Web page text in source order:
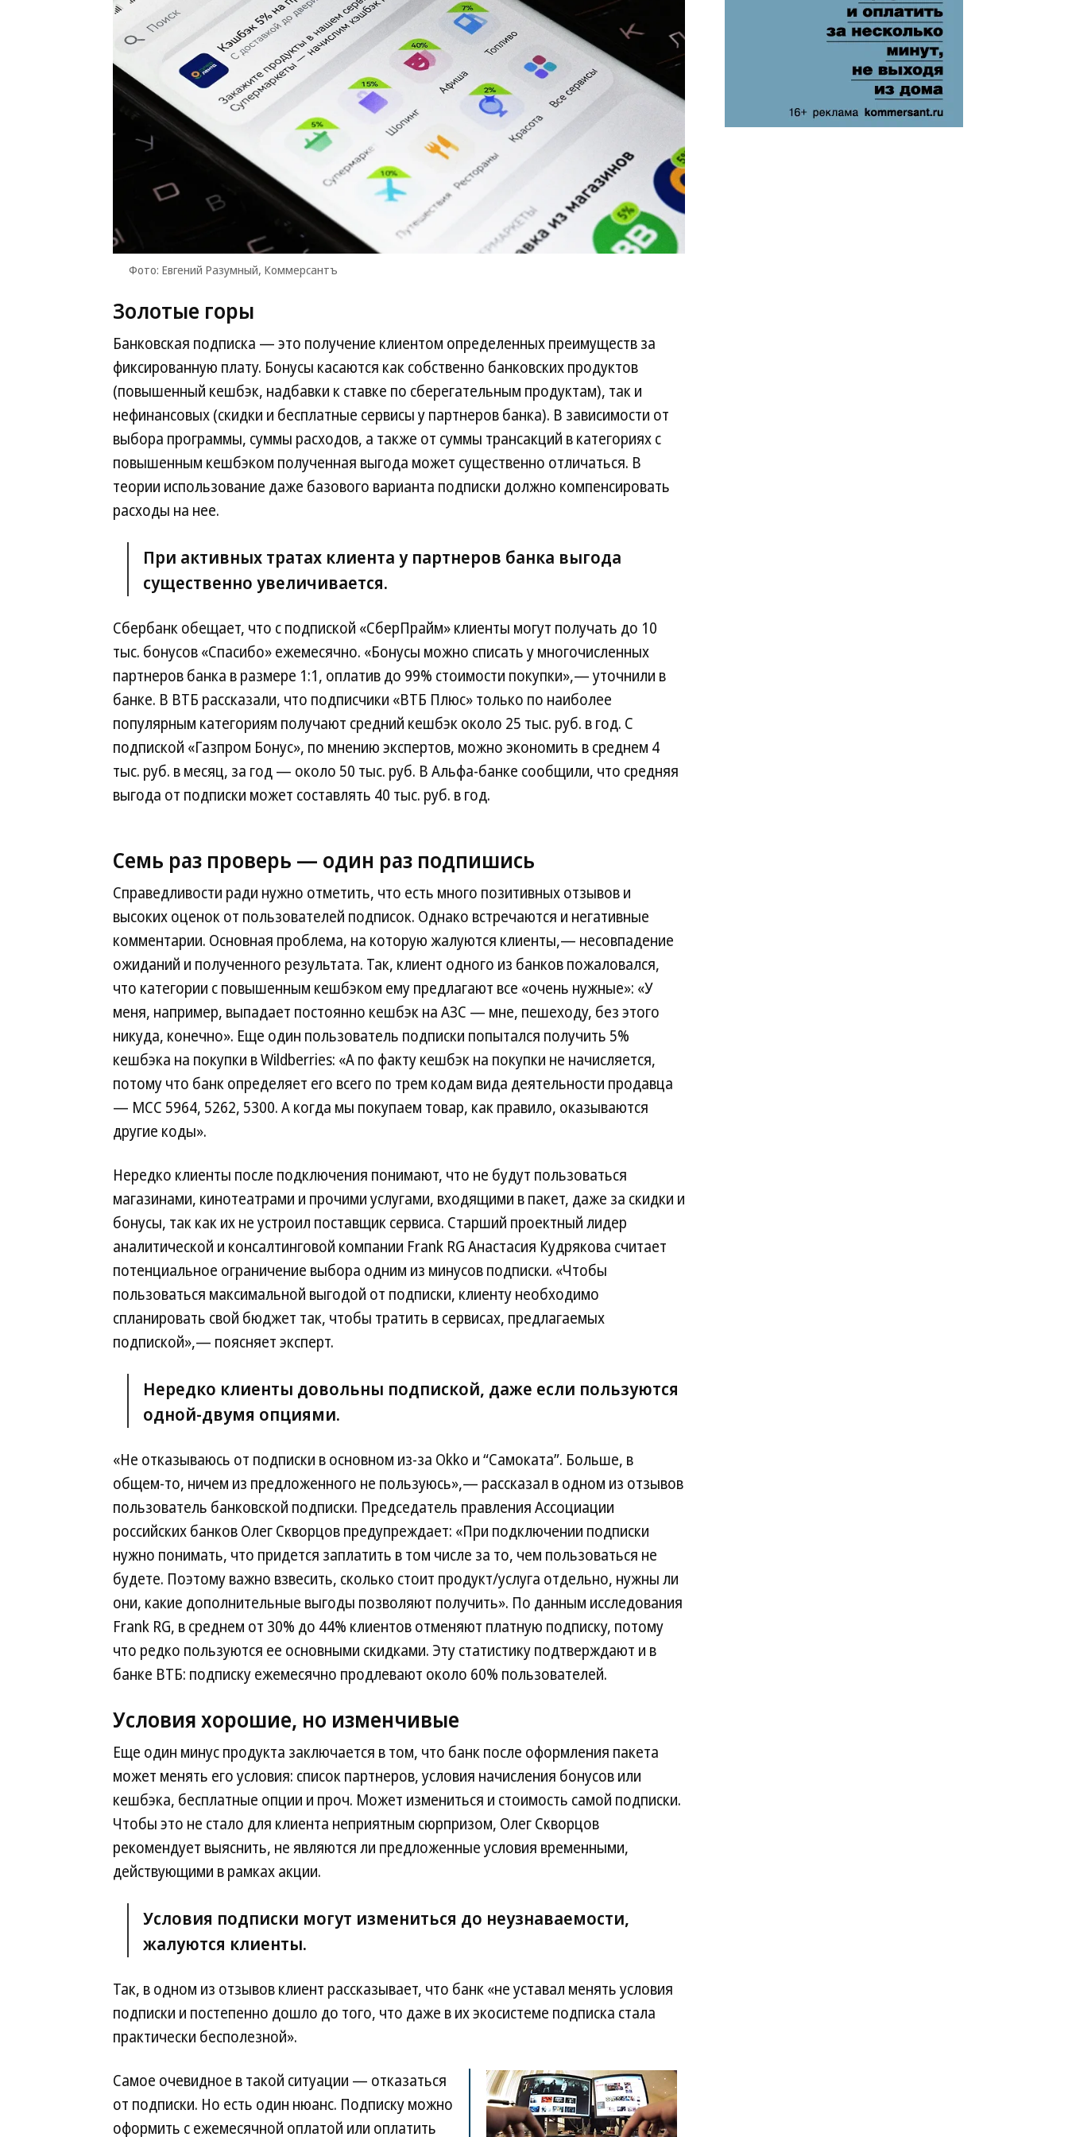
Фото: Евгений Разумный, Коммерсантъ
Золотые горы
Банковская подписка — это получение клиентом определенных преимуществ за
фиксированную плату. Бонусы касаются как собственно банковских продуктов
(повышенный кешбэк, надбавки к ставке по сберегательным продуктам), так и
нефинансовых (скидки и бесплатные сервисы у партнеров банка). В зависимости от
выбора программы, суммы расходов, а также от суммы трансакций в категориях с
повышенным кешбэком полученная выгода может существенно отличаться. В
теории использование даже базового варианта подписки должно компенсировать
расходы на нее.
При активных тратах клиента у партнеров банка выгода
существенно увеличивается.
Сбербанк обещает, что с подпиской «СберПрайм» клиенты могут получать до 10
тыс. бонусов «Спасибо» ежемесячно. «Бонусы можно списать у многочисленных
партнеров банка в размере 1:1, оплатив до 99% стоимости покупки»,— уточнили в
банке. В ВТБ рассказали, что подписчики «ВТБ Плюс» только по наиболее
популярным категориям получают средний кешбэк около 25 тыс. руб. в год. С
подпиской «Газпром Бонус», по мнению экспертов, можно экономить в среднем 4
тыс. руб. в месяц, за год — около 50 тыс. руб. В Альфа-банке сообщили, что средняя
выгода от подписки может составлять 40 тыс. руб. в год.
Семь раз проверь — один раз подпишись
Справедливости ради нужно отметить, что есть много позитивных отзывов и
высоких оценок от пользователей подписок. Однако встречаются и негативные
комментарии. Основная проблема, на которую жалуются клиенты,— несовпадение
ожиданий и полученного результата. Так, клиент одного из банков пожаловался,
что категории с повышенным кешбэком ему предлагают все «очень нужные»: «У
меня, например, выпадает постоянно кешбэк на АЗС — мне, пешеходу, без этого
никуда, конечно». Еще один пользователь подписки попытался получить 5%
кешбэка на покупки в Wildberries: «А по факту кешбэк на покупки не начисляется,
потому что банк определяет его всего по трем кодам вида деятельности продавца
— МСС 5964, 5262, 5300. А когда мы покупаем товар, как правило, оказываются
другие коды».
Нередко клиенты после подключения понимают, что не будут пользоваться
магазинами, кинотеатрами и прочими услугами, входящими в пакет, даже за скидки и
бонусы, так как их не устроил поставщик сервиса. Старший проектный лидер
аналитической и консалтинговой компании Frank RG Анастасия Кудрякова считает
потенциальное ограничение выбора одним из минусов подписки. «Чтобы
пользоваться максимальной выгодой от подписки, клиенту необходимо
спланировать свой бюджет так, чтобы тратить в сервисах, предлагаемых
подпиской»,— поясняет эксперт.
Нередко клиенты довольны подпиской, даже если пользуются
одной-двумя опциями.
«Не отказываюсь от подписки в основном из-за Okko и “Самоката”. Больше, в
общем-то, ничем из предложенного не пользуюсь»,— рассказал в одном из отзывов
пользователь банковской подписки. Председатель правления Ассоциации
российских банков Олег Скворцов предупреждает: «При подключении подписки
нужно понимать, что придется заплатить в том числе за то, чем пользоваться не
будете. Поэтому важно взвесить, сколько стоит продукт/услуга отдельно, нужны ли
они, какие дополнительные выгоды позволяют получить». По данным исследования
Frank RG, в среднем от 30% до 44% клиентов отменяют платную подписку, потому
что редко пользуются ее основными скидками. Эту статистику подтверждают и в
банке ВТБ: подписку ежемесячно продлевают около 60% пользователей.
Условия хорошие, но изменчивые
Еще один минус продукта заключается в том, что банк после оформления пакета
может менять его условия: список партнеров, условия начисления бонусов или
кешбэка, бесплатные опции и проч. Может измениться и стоимость самой подписки.
Чтобы это не стало для клиента неприятным сюрпризом, Олег Скворцов
рекомендует выяснить, не являются ли предложенные условия временными,
действующими в рамках акции.
Условия подписки могут измениться до неузнаваемости,
жалуются клиенты.
Так, в одном из отзывов клиент рассказывает, что банк «не уставал менять условия
подписки и постепенно дошло до того, что даже в их экосистеме подписка стала
практически бесполезной».
Самое очевидное в такой ситуации — отказаться
от подписки. Но есть один нюанс. Подписку можно
оформить с ежемесячной оплатой или оплатить